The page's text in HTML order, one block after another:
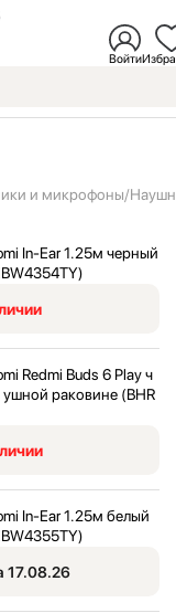
Войти
и микрофоны
In-Ear 1.25м черный
Redmi Buds 6 Play ч
раковине (BHR
In-Ear 1.25м белый
17.08.26